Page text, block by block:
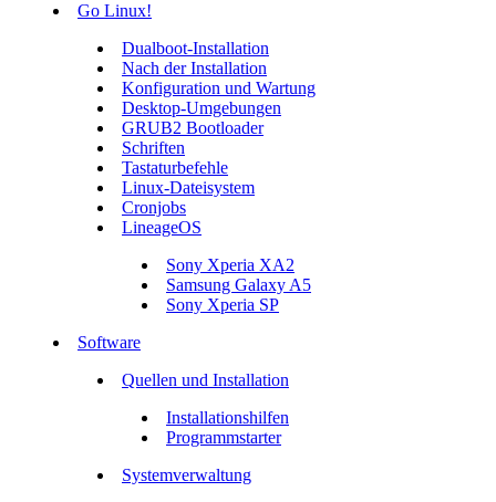
Go Linux!
Dualboot-Installation
Nach der Installation
Konfiguration und Wartung
Desktop-Umgebungen
GRUB2 Bootloader
Schriften
Tastaturbefehle
Linux-Dateisystem
Cronjobs
LineageOS
Sony Xperia XA2
Samsung Galaxy A5
Sony Xperia SP
Software
Quellen und Installation
Installationshilfen
Programmstarter
Systemverwaltung